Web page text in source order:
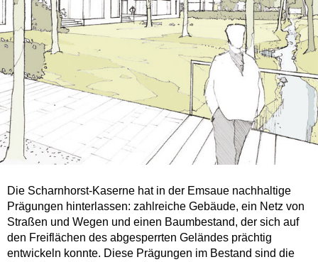
Die Scharnhorst-Kaserne hat in der Emsaue nachhaltige
Prägungen hinterlassen: zahlreiche Gebäude, ein Netz von
Straßen und Wegen und einen Baumbestand, der sich auf
den Freiflächen des abgesperrten Geländes prächtig
entwickeln konnte. Diese Prägungen im Bestand sind die